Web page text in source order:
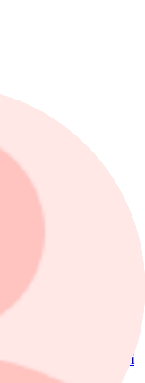
upp till Warsh
sedan januari